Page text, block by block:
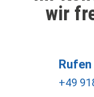
wir
Rufen
+49